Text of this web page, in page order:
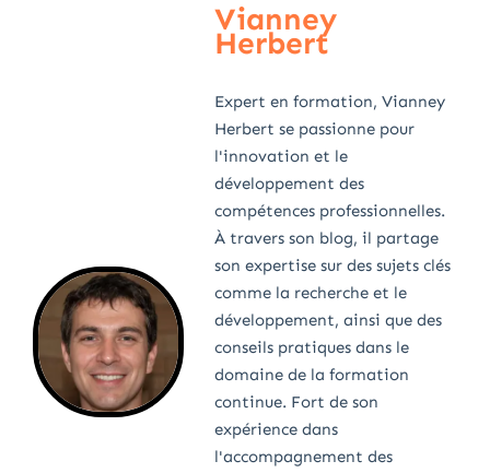
Vianney
Herbert
Expert en formation, Vianney
Herbert se passionne pour
l'innovation et le
développement des
compétences professionnelles.
À travers son blog, il partage
son expertise sur des sujets clés
comme la recherche et le
développement, ainsi que des
conseils pratiques dans le
domaine de la formation
continue. Fort de son
expérience dans
l'accompagnement des